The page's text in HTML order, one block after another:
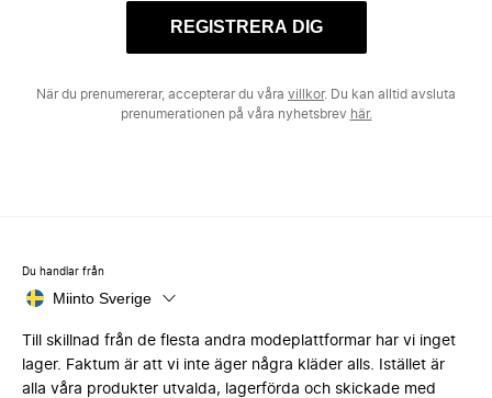
REGISTRERA DIG
När du prenumererar, accepterar du våra villkor. Du kan alltid avsluta
prenumerationen på våra nyhetsbrev här.
Du handlar från
Miinto Sverige
Till skillnad från de flesta andra modeplattformar har vi inget
lager. Faktum är att vi inte äger några kläder alls. Istället är
alla våra produkter utvalda, lagerförda och skickade med